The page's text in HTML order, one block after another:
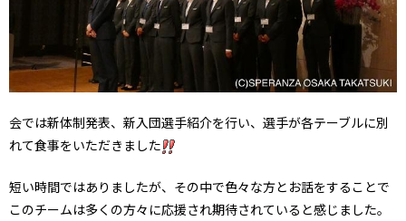
会では新体制発表、新入団選手紹介を行い、選手が各テーブルに別
れて食事をいただきました
短い時間ではありましたが、その中で色々な方とお話をすることで
このチームは多くの方々に応援され期待されていると感じました。